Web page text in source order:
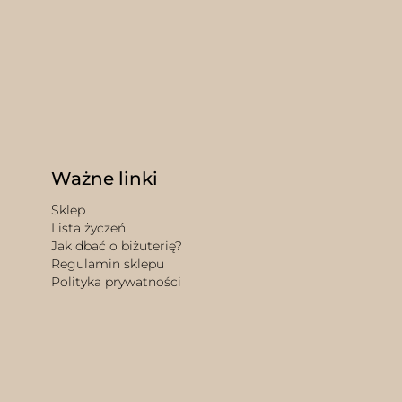
Ważne linki
Sklep
Lista życzeń
Jak dbać o biżuterię?
Regulamin sklepu
Polityka prywatności